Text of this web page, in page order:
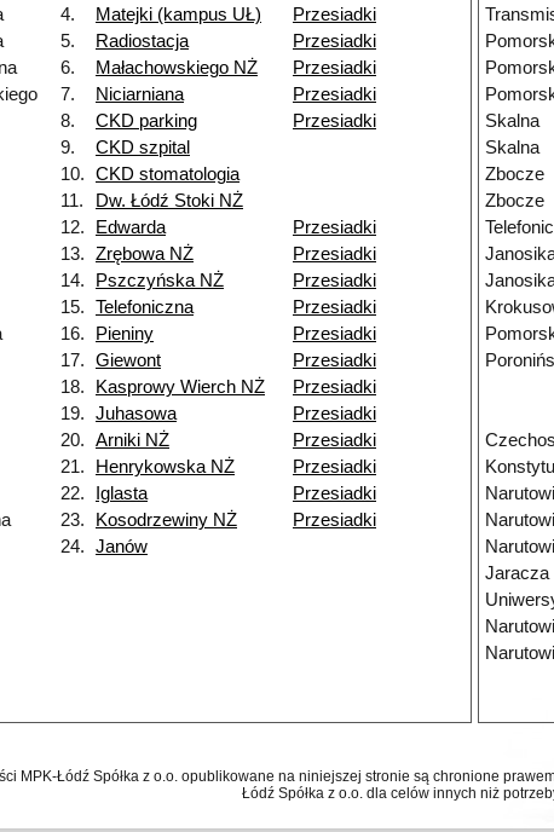
4. Matejki (kampus UŁ)
Przesiadki
5. Radiostacja
Przesiadki
6. Małachowskiego NŻ
Przesiadki
7. Niciarniana
Przesiadki
8.
CKD parking
Przesiadki
9.
CKD szpital
10.
CKD stomatologia
11.
Dw. Łódź Stoki NŻ
12. Edwarda
Przesiadki
13. Zrębowa NŻ
Przesiadki
14. Pszczyńska NŻ
Przesiadki
15. Telefoniczna
Przesiadki
16. Pieniny
Przesiadki
17. Giewont
Przesiadki
18. Kasprowy Wierch NŻ
Przesiadki
19. Juhasowa
Przesiadki
20. Arniki NŻ
Przesiadki
21. Henrykowska NŻ
Przesiadki
22. Iglasta
Przesiadki
23. Kosodrzewiny NŻ
Przesiadki
24.
Janów
Skalna
Skalna
Zbocze
Zbocze
Jaracza
MPK-Łódź Spółka z o.o. opublikowane na niniejszej stronie są chronione
Łódź Spółka z o.o. dla celów innych niż